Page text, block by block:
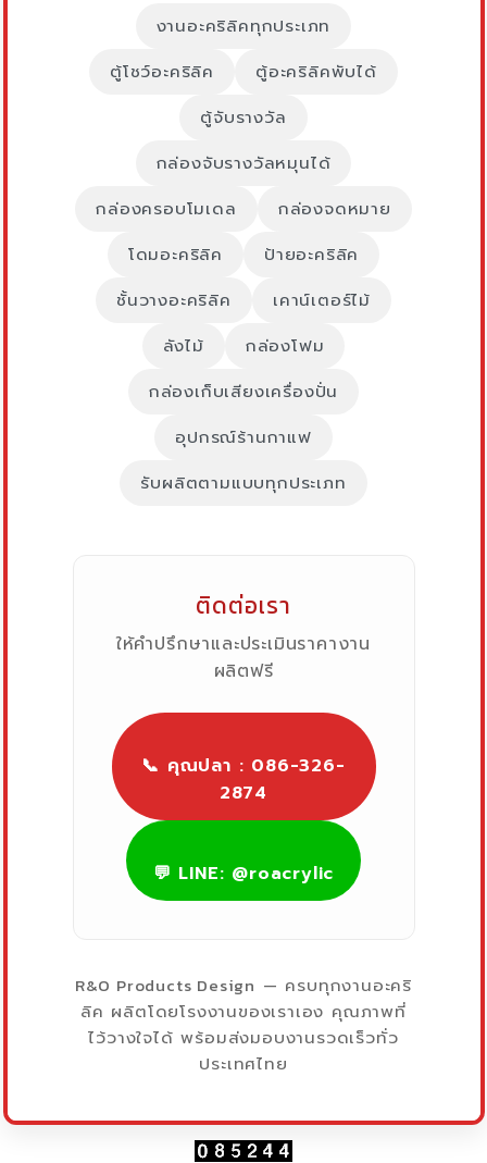
งานอะคริลิคทุกประเภท
ตู้โชว์อะคริลิค
ตู้อะคริลิคพับได้
ตู้จับรางวัล
กล่องจับรางวัลหมุนได้
กล่องครอบโมเดล
กล่องจดหมาย
โดมอะคริลิค
ป้ายอะคริลิค
ชั้นวางอะคริลิค
เคาน์เตอร์ไม้
ลังไม้
กล่องโฟม
กล่องเก็บเสียงเครื่องปั่น
อุปกรณ์ร้านกาแฟ
รับผลิตตามแบบทุกประเภท
ติดต่อเรา
ให้คำปรึกษาและประเมินราคางาน
ผลิตฟรี
📞 คุณปลา : 086-326-
2874
💬 LINE: @roacrylic
R&O Products Design — ครบทุกงานอะคริ
ลิค ผลิตโดยโรงงานของเราเอง คุณภาพที่
ไว้วางใจได้ พร้อมส่งมอบงานรวดเร็วทั่ว
ประเทศไทย